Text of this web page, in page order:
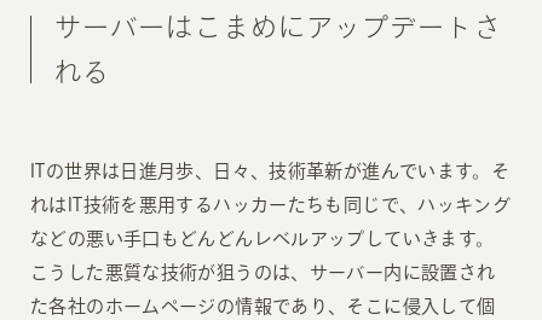
サーバーはこまめにアップデートさ
れる
ITの世界は日進月歩、日々、技術革新が進んでいます。そ
れはIT技術を悪用するハッカーたちも同じで、ハッキング
などの悪い手口もどんどんレベルアップしていきます。
こうした悪質な技術が狙うのは、サーバー内に設置され
た各社のホームページの情報であり、そこに侵入して個